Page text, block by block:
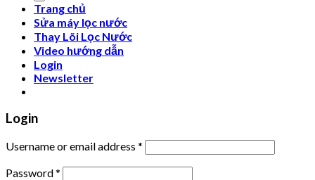
Trang chủ
Sửa máy lọc nước
Thay Lõi Lọc Nước
Video hướng dẫn
Login
Newsletter
Login
Username or email address *
Password*